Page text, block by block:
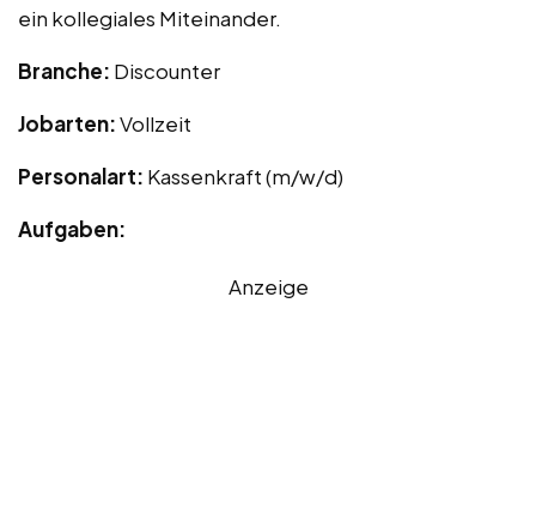
ein kollegiales Miteinander.
Branche: Discounter
Jobarten:Vollzeit
Personalart: Kassenkraft (m/w/d)
Aufgaben:
Anzeige